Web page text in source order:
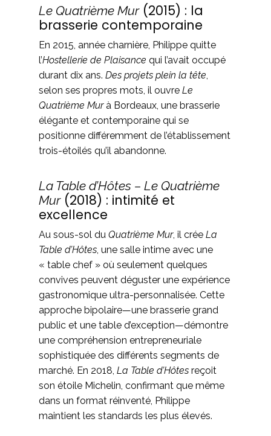
Le Quatrième Mur(2015) : la
brasserie contemporaine
En 2015, année charnière, Philippe quitte
l’Hostellerie de Plaisance qui l’avait occupé
durant dix ans. Des projets plein la tête,
selon ses propres mots, il ouvre Le
Quatrième Murà Bordeaux, une brasserie
élégante et contemporaine qui se
positionne différemment de l’établissement
trois-étoilés qu’il abandonne.
La Table d’Hôtes – Le Quatrième
Mur(2018) : intimité et
excellence
Au sous-sol du Quatrième Mur, il crée La
Table d’Hôtes, une salle intime avec une
« table chef » où seulement quelques
convives peuvent déguster une expérience
gastronomique ultra-personnalisée. Cette
approche bipolaire—une brasserie grand
public et une table d’exception—démontre
une compréhension entrepreneuriale
sophistiquée des différents segments de
marché. En 2018, La Table d’Hôtes reçoit
son étoile Michelin, confirmant que même
dans un format réinventé, Philippe
maintient les standards les plus élevés.